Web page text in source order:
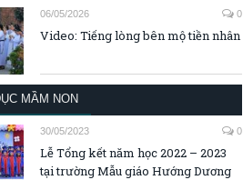
06/05/2026 0
Video: Tiếng lòng bên mộ tiền nhân
MẦM NON
30/05/2023 0
Lễ Tổng kết năm học 2022 – 2023
tại trường Mẫu giáo Hướng Dương